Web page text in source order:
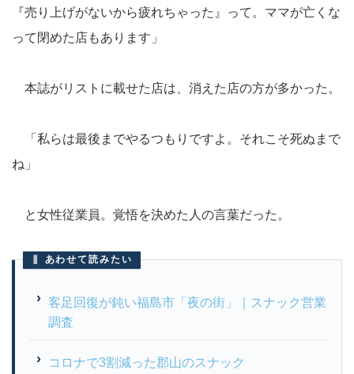
『売り上げがないから疲れちゃった』って。ママが亡くな
って閉めた店もあります」
本誌がリストに載せた店は、消えた店の方が多かった。
「私らは最後までやるつもりですよ。それこそ死ぬまで
ね」
と女性従業員。覚悟を決めた人の言葉だった。
あわせて読みたい
客足回復が鈍い福島市「夜の街」｜スナック営業
調査
コロナで3割減った郡山のスナック